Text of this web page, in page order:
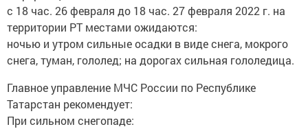
с 18 час. 26 февраля до 18 час. 27 февраля 2022 г. на
территории РТ местами ожидаются:
ночью и утром сильные осадки в виде снега, мокрого
снега, туман, гололед; на дорогах сильная гололедица.
Главное управление МЧС России по Республике
Татарстан рекомендует:
При сильном снегопаде: